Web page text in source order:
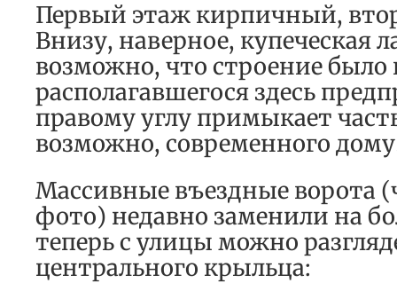
Первый этаж кирпичный,
Внизу, наверное, купеческая
возможно, что строение было
располагавшегося здесь
правому углу примыкает
возможно, современного
Массивные въездные ворота
фото) недавно заменили на
теперь с улицы можно
центрального крыльца: